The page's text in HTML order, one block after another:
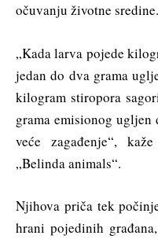
očuvanju životne sredine.
„Kada larva pojede
jedan do dva grama
kilogram stiropora
grama emisionog
veće zagađenje“,
„Belinda animals“.
Njihova priča tek
hrani pojedinih